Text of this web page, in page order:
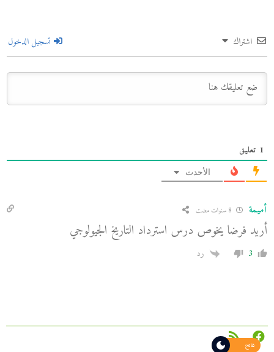
اشتراك تسجيل الدخول
1 تعليق
الأحدث
أميمة
أريد فرضا يخوص درس استرداد التاريخ الجيولوجي
3 رد
فاتح